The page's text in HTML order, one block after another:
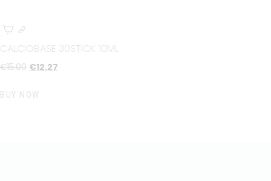
CALCIOBASE 30STICK 10ML
€15.00 €12.27
BUY NOW